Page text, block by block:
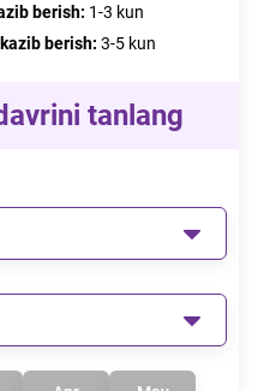
berish: 1-3 kun
berish: 3-5 kun
tanlang